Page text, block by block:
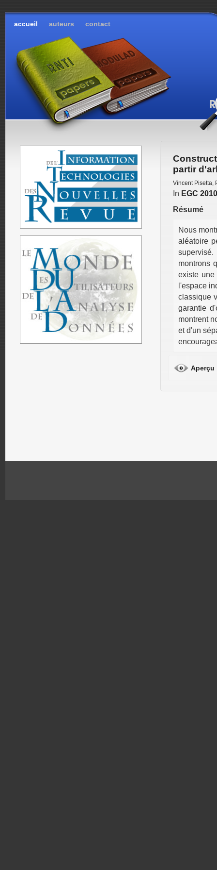
accueil auteurs contact
partir
Vincent Pisetta,
In EGC 2010
Résumé
Nous
aléatoire
montrons
existe
l'espace
classique
garantie
montrent
et d'un
Aperçu